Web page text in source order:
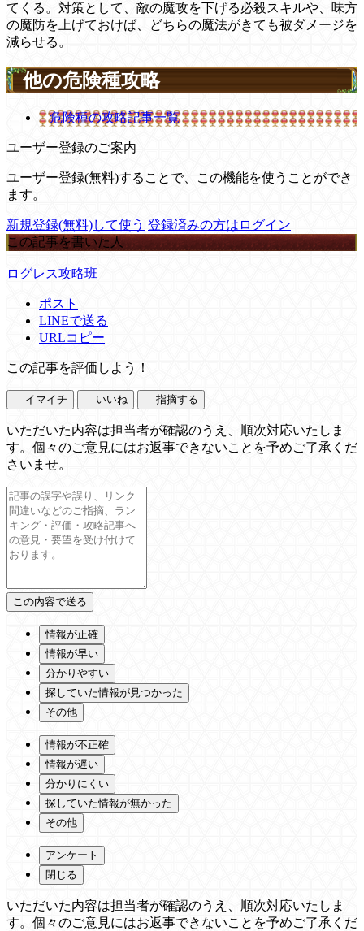
てくる。対策として、敵の魔攻を下げる必殺スキルや、味方
の魔防を上げておけば、どちらの魔法がきても被ダメージを
減らせる。
他の危険種攻略
危険種の攻略記事一覧
ユーザー登録のご案内
ユーザー登録(無料)することで、この機能を使うことができ
ます。
新規登録(無料)して使う 登録済みの方はログイン
この記事を書いた人
ログレス攻略班
ポスト
LINEで送る
URLコピー
この記事を評価しよう！
イマイチ いいね 指摘する
いただいた内容は担当者が確認のうえ、順次対応いたしま
す。個々のご意見にはお返事できないことを予めご了承くだ
さいませ。
情報が正確
情報が早い
分かりやすい
探していた情報が見つかった
その他
情報が不正確
情報が遅い
分かりにくい
探していた情報が無かった
その他
アンケート
閉じる
いただいた内容は担当者が確認のうえ、順次対応いたしま
す。個々のご意見にはお返事できないことを予めご了承くだ